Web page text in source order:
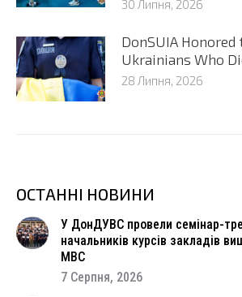
30 Липня, 2026
DonSUIA
Ukrainians Who
28 Липня, 2026
ОСТАННІ НОВИНИ
У ДонДУВС провели семінар-
начальників курсів закладів
МВС
7 Серпня, 2026